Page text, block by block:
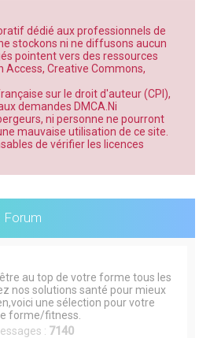
dédié aux professionnels de
stockons ni ne diffusons aucun
pointent vers des ressources
Creative Commons,
sur le droit d'auteur (CPI),
demandes DMCA.Ni
ni personne ne pourront
mauvaise utilisation de ce site.
de vérifier les licences
Forum
au top de votre forme tous les
nos solutions santé pour mieux
une sélection pour votre
forme/fitness.
: 7140